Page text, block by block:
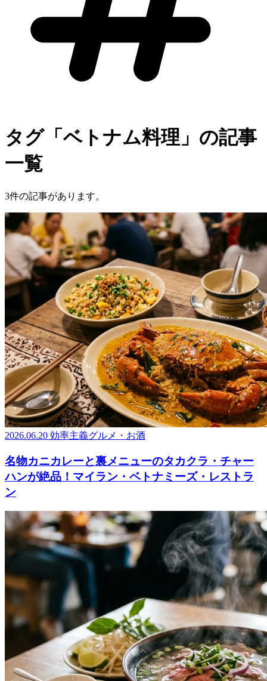
タグ「ベトナム料理」の記事
一覧
3件の記事があります。
2026.06.20 効率主義グルメ・お酒
名物カニカレーと裏メニューのタカクラ・チャー
ハンが絶品！マイラン・ベトナミーズ・レストラ
ン